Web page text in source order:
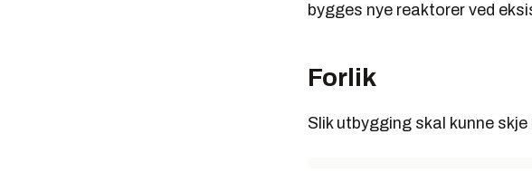
bygges nye reaktorer ved
Forlik
Slik utbygging skal kunne